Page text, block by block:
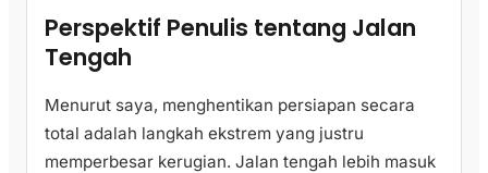
Perspektif Penulis tentang Jalan
Tengah
Menurut saya, menghentikan persiapan secara
total adalah langkah ekstrem yang justru
memperbesar kerugian. Jalan tengah lebih masuk